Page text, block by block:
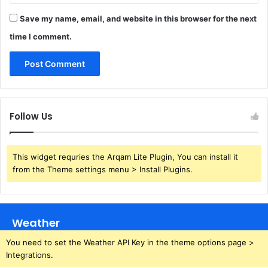
Save my name, email, and website in this browser for the next
time I comment.
Follow Us
This widget requries the Arqam Lite Plugin, You can install it
from the Theme settings menu > Install Plugins.
Weather
You need to set the Weather API Key in the theme options page >
Integrations.